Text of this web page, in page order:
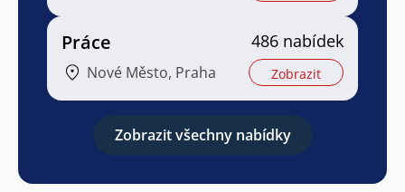
Práce
Nové Město, Praha
486 nabídek
Zobrazit
Zobrazit všechny nabídky